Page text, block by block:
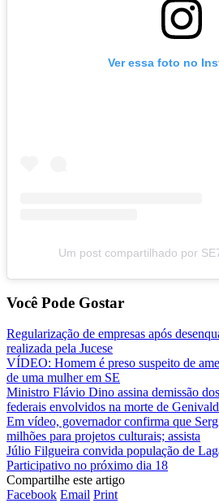
Ver essa foto no
Um post compartilhado por
Você Pode Gostar
Regularização de empresas após
realizada pela Jucese
VÍDEO: Homem é preso suspeito de
de uma mulher em SE
Ministro Flávio Dino assina demissão
federais envolvidos na morte de
Em vídeo, governador confirma que
milhões para projetos culturais; assista
Júlio Filgueira convida população de
Participativo no próximo dia 18
Compartilhe este artigo
Facebook Email Print